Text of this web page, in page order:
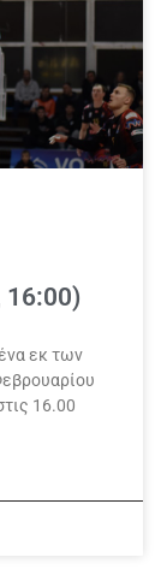
16:00)
εκ των
16.00